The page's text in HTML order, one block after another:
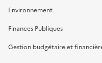
Environnement
Finances Publiques
Gestion budgétaire et